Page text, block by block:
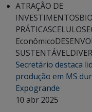
ATRAÇÃO DE
INVESTIMENTOS
PRÁTICASCELULOSE
Econômico
SUSTENTÁVEL
Secretário destaca
produção em MS
Expogrande
10 abr 2025